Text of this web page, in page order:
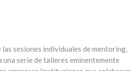
las sesiones individuales de mentoring,
serie de talleres eminentemente